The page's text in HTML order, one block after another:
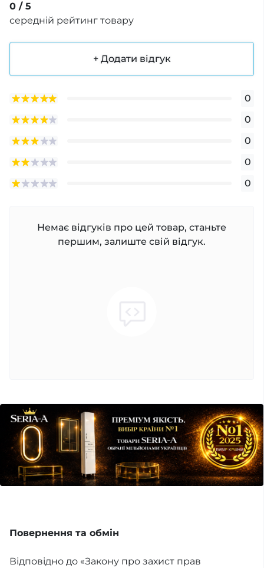
0 / 5
середній рейтинг товару
+ Додати відгук
0
0
0
0
0
Немає відгуків про цей товар, станьте
першим, залиште свій відгук.
Повернення та обмін
Відповідно до «Закону про захист прав